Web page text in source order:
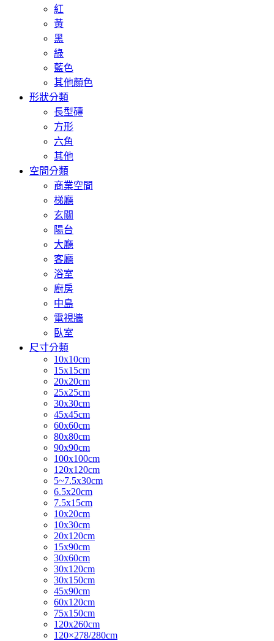
紅
黃
黑
綠
藍色
其他顏色
形狀分類
長型磚
方形
六角
其他
空間分類
商業空間
梯廳
玄關
陽台
大廳
客廳
浴室
廚房
中島
電視牆
臥室
尺寸分類
10x10cm
15x15cm
20x20cm
25x25cm
30x30cm
45x45cm
60x60cm
80x80cm
90x90cm
100x100cm
120x120cm
5~7.5x30cm
6.5x20cm
7.5x15cm
10x20cm
10x30cm
20x120cm
15x90cm
30x60cm
30x120cm
30x150cm
45x90cm
60x120cm
75x150cm
120x260cm
120×278/280cm